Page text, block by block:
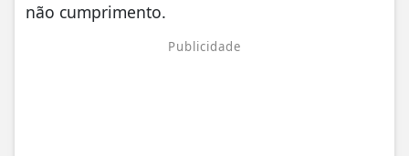
não cumprimento.
Publicidade